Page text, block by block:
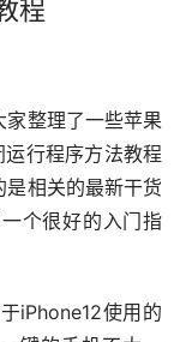
程
整理了一些苹果
行程序方法教程
是相关的最新干货
个很好的入门指
iPhone12使用的